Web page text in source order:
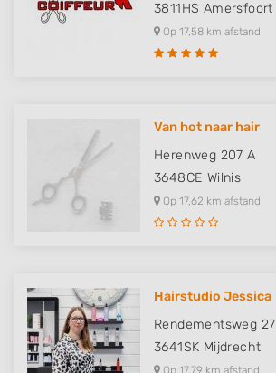
3811HS Amersfoort
Op 17,58 km afstand
Van hot naar hair
Herenweg 207 A
3648CE Wilnis
Op 17,62 km afstand
Hairstudio Jessica
Rendementsweg 27
3641SK Mijdrecht
Op 17,79 km afstand